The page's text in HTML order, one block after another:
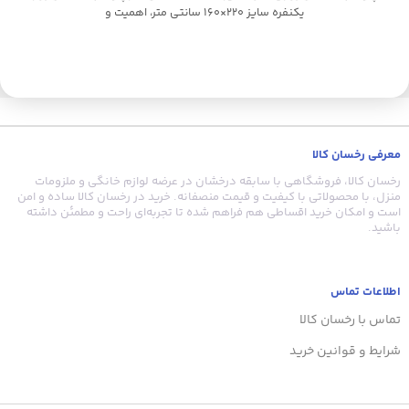
یکنفره سایز 220×160 سانتی متر، اهمیت و
معرفی رخسان کالا
رخسان کالا، فروشگاهی با سابقه درخشان در عرضه لوازم خانگی و ملزومات
منزل، با محصولاتی با کیفیت و قیمت منصفانه. خرید در رخسان کالا ساده و امن
است و امکان خرید اقساطی هم فراهم شده تا تجربه‌ای راحت و مطمئن داشته
باشید.
اطلاعات تماس
تماس با رخسان کالا
شرایط و قوانین خرید